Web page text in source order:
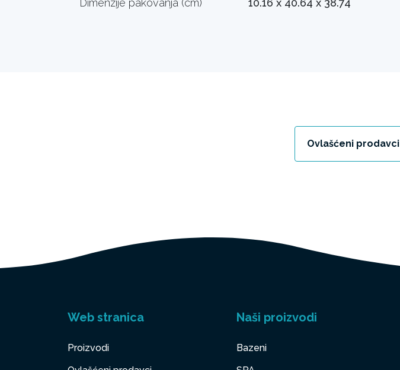
Dimenzije pakovanja (cm) 10.16 x 40.64 x 38.74
Ovlašćeni prodavci
Web stranica
Proizvodi
Naši proizvodi
Bazeni